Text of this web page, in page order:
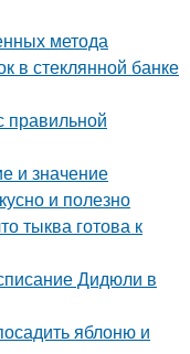
метода
в стеклянной банке
правильной
и значение
и полезно
тыква готова к
Дидюли в
яблоню и